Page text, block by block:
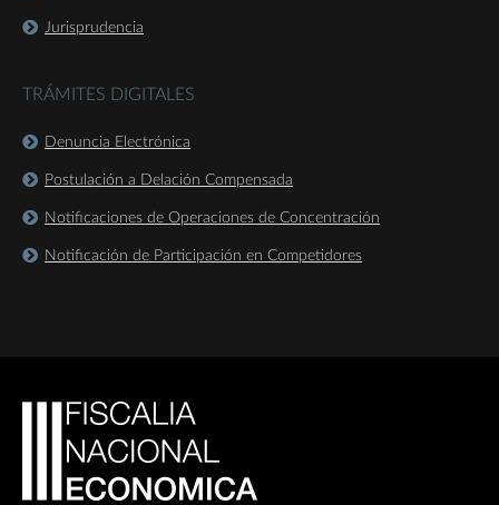
Jurisprudencia
TRÁMITES DIGITALES
Denuncia Electrónica
Postulación a Delación Compensada
Notificaciones de Operaciones de Concentración
Notificación de Participación en Competidores